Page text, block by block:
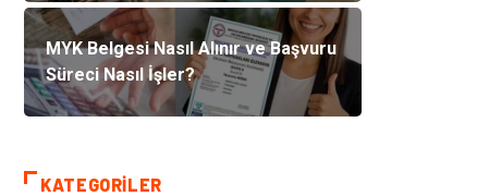
MYK Belgesi Nasıl Alınır ve Başvuru
Süreci Nasıl İşler?
KATEGORILER